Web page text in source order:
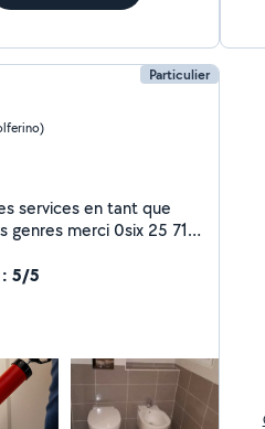
Particulier
services en tant que
merci 0six 25 71
: 5/5